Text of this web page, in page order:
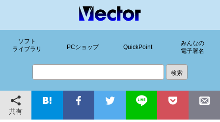
ソフト
ライブラリ
PCショップ QuickPoint
みんなの
電子署名
共有